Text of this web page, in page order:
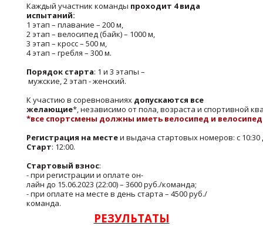
Каждый участник команды проходит 4 вида
испытаний:
1 этап – плавание – 200 м,
2 этап – велосипед (байк) – 1000 м,
3 этап – кросс – 500 м,
4 этап – гребля – 300 м.
Порядок старта: 1 и 3 этапы –
мужские, 2 этап - женский.
К участию в соревнованиях допускаются все
желающие*, независимо от пола, возраста и спортивной
*все спортсмены должны иметь велосипед и
Регистрация на местеи выдача стартовых номеров: с 10:30
Старт: 12:00.
Стартовый взнос:
- при регистрации и оплате он-
лайн до 15.06.2023 (22:00) – 3600 руб./команда;
- при оплате на месте в день старта – 4500 руб./
команда.
РЕЗУЛЬТАТЫ